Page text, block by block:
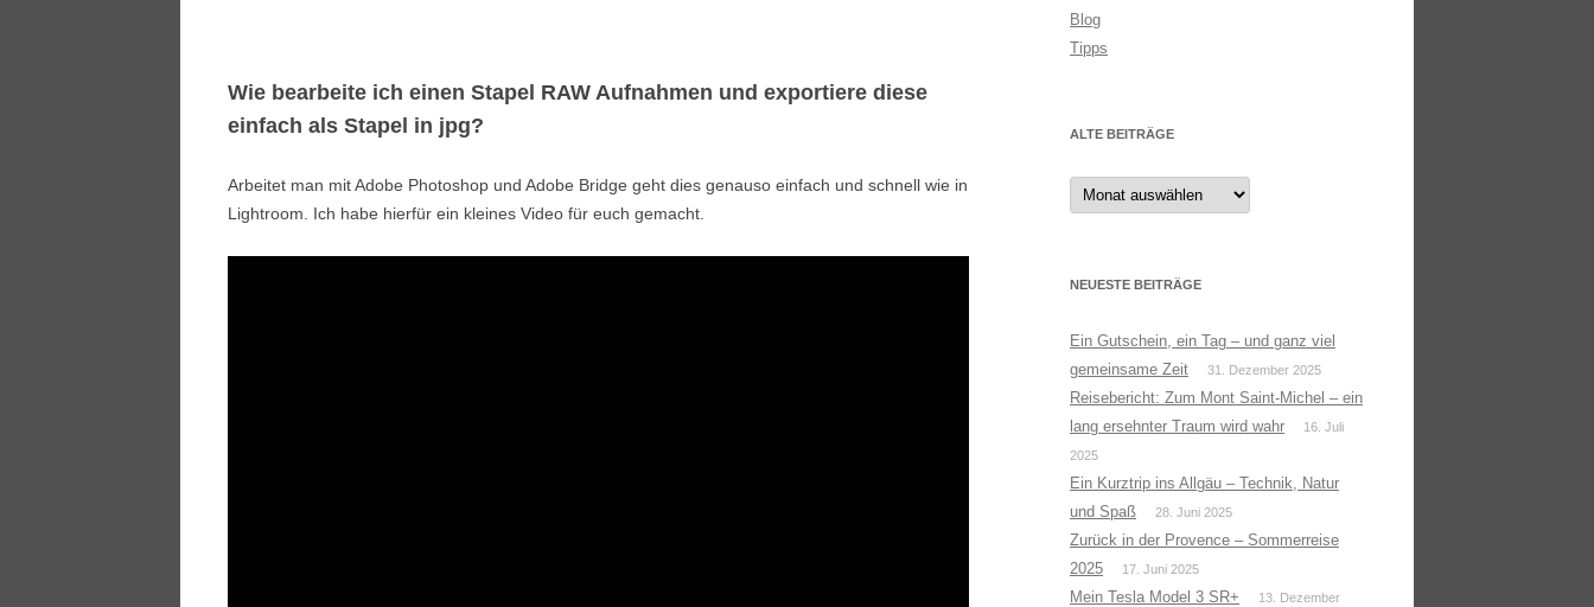
Wie bearbeite ich einen Stapel RAW Aufnahmen und exportiere diese
einfach als Stapel in jpg?
Arbeitet man mit Adobe Photoshop und Adobe Bridge geht dies genauso einfach und schnell wie in
Lightroom. Ich habe hierfür ein kleines Video für euch gemacht.
Blog
Tipps
ALTE BEITRÄGE
Alte
Beiträge
NEUESTE BEITRÄGE
Ein Gutschein, ein Tag – und ganz viel
gemeinsame Zeit
31. Dezember 2025
Reisebericht: Zum Mont Saint-Michel – ein
lang ersehnter Traum wird wahr
16. Juli
2025
Ein Kurztrip ins Allgäu – Technik, Natur
und Spaß
28. Juni 2025
Zurück in der Provence – Sommerreise
2025
17. Juni 2025
Mein Tesla Model 3 SR+
13. Dezember